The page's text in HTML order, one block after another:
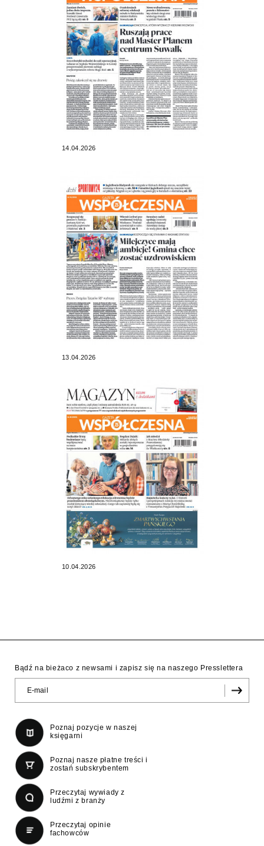
14.04.2026
13.04.2026
10.04.2026
Bądź na bieżaco z newsami i zapisz się na naszego Presslettera
Poznaj pozycje w naszej
księgarni
Poznaj nasze płatne treści i
zostań subskrybentem
Przeczytaj wywiady z
ludźmi z branży
Przeczytaj opinie
fachowców